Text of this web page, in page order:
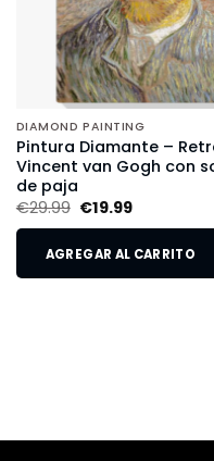
DIAMOND PAINTING
Pintura Diamante –
Vincent van Gogh con
de paja
€29.99 €19.99
AGREGAR AL CARRITO